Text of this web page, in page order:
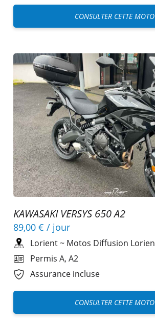
CONSULTER CETTE MOTO
KAWASAKI VERSYS 650 A2
89,00 € / jour
Lorient~ Motos Diffusion
Permis A, A2
Assurance incluse
CONSULTER CETTE MOTO